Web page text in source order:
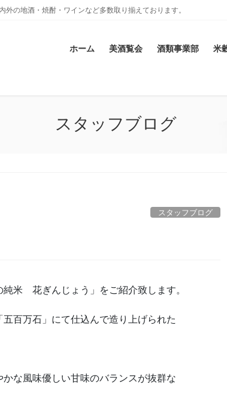
の地酒・焼酎・ワインなど多数取り揃えております。
ホーム 美酒覧会 酒類事業部 米
スタッフブログ
スタッフブログ
米 花ぎんじょう」をご紹介致します。
百万石」にて仕込んで造り上げられた
な風味優しい甘味のバランスが抜群な